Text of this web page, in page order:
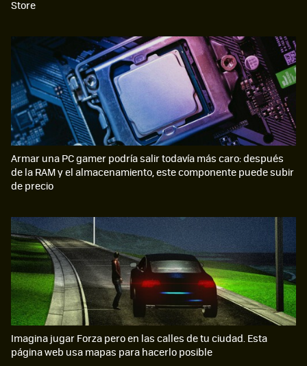
Store
Armar una PC gamer podría salir todavía más caro: después
de la RAM y el almacenamiento, este componente puede subir
de precio
Imagina jugar Forza pero en las calles de tu ciudad. Esta
página web usa mapas para hacerlo posible